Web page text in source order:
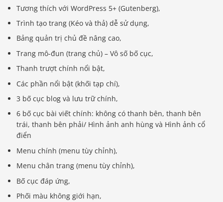
Tương thích với WordPress 5+ (Gutenberg),
Trình tạo trang (Kéo và thả) dễ sử dụng,
Bảng quản trị chủ đề nâng cao,
Trang mô-đun (trang chủ) – Vô số bố cục,
Thanh trượt chính nổi bật,
Các phần nổi bật (khối tạp chí),
3 bố cục blog và lưu trữ chính,
6 bố cục bài viết chính: không có thanh bên, thanh bên
trái, thanh bên phải/ Hình ảnh anh hùng và Hình ảnh cổ
điển
Menu chính (menu tùy chỉnh),
Menu chân trang (menu tùy chỉnh),
Bố cục đáp ứng,
Phối màu không giới hạn,